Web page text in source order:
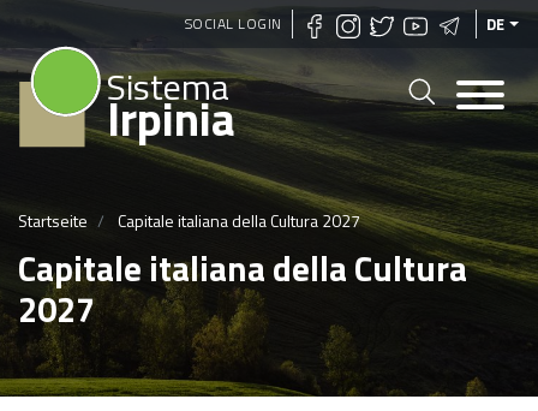
Direkt
zum
Inhalt
SOCIAL LOGIN DE
Sistema
Irpinia
Startseite Capitale italiana della Cultura 2027
Capitale italiana della Cultura
2027